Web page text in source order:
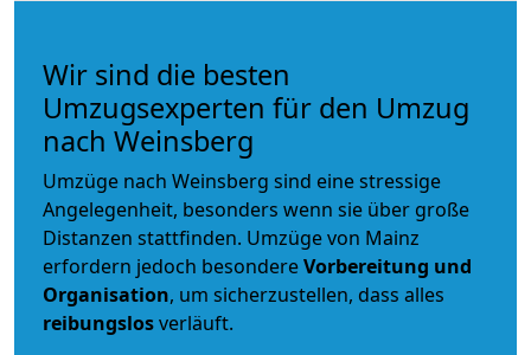
Wir sind die besten
Umzugsexperten für den Umzug
nach Weinsberg
Umzüge nach Weinsberg sind eine stressige
Angelegenheit, besonders wenn sie über große
Distanzen stattfinden. Umzüge von Mainz
erfordern jedoch besondereVorbereitung und
Organisation, um sicherzustellen, dass alles
reibungslosverläuft.